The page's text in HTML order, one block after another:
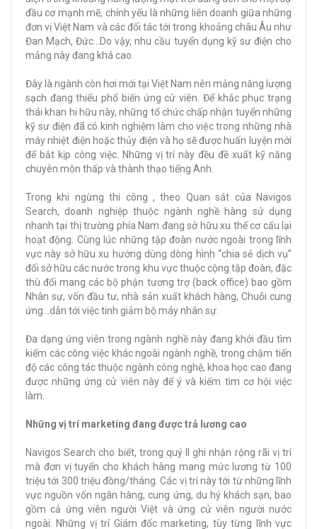
đầu cơ mạnh mẽ, chính yếu là những liên doanh giữa những
đơn vị Việt Nam và các đối tác tới trong khoảng châu Âu như
Đan Mạch, Đức…Do vậy, nhu cầu tuyển dụng kỹ sư điện cho
mảng này đang khá cao.
Đây là ngành còn hơi mới tại Việt Nam nên mảng năng lượng
sạch đang thiếu phổ biến ứng cử viên. Để khắc phục trạng
thái khan hi hữu này, những tổ chức chấp nhận tuyển những
kỹ sư điện đã có kinh nghiệm làm cho việc trong những nhà
máy nhiệt điện hoặc thủy điện và họ sẽ được huấn luyện mới
để bắt kịp công việc. Những vị trí này đều đề xuất kỹ năng
chuyên môn thấp và thành thạo tiếng Anh.
Trong khi ngừng thi công , theo Quan sát của Navigos
Search, doanh nghiệp thuộc ngành nghề hàng sử dụng
nhanh tại thị trường phía Nam đang sở hữu xu thế cơ cấu lại
hoạt động. Cùng lúc những tập đoàn nước ngoài trong lĩnh
vực này sở hữu xu hướng dùng dòng hình “chia sẻ dịch vụ”
đối sở hữu các nước trong khu vực thuộc cộng tập đoàn, đặc
thù đối mang các bộ phận tương trợ (back office) bao gồm
Nhân sự, vốn đầu tư, nhà sản xuất khách hàng, Chuỗi cung
ứng…dẫn tới việc tinh giảm bộ máy nhân sự.
Đa dạng ứng viên trong ngành nghề này đang khởi đầu tìm
kiếm các công việc khác ngoài ngành nghề, trong chậm tiến
độ các công tác thuộc ngành công nghệ, khoa học cao đang
được những ứng cử viên này để ý và kiếm tìm cơ hội việc
làm.
Những vị trí marketing đang được trả lương cao
Navigos Search cho biết, trong quý II ghi nhận rộng rãi vị trí
mà đơn vị tuyển cho khách hàng mang mức lương từ 100
triệu tới 300 triệu đồng/tháng. Các vị trí này tới từ những lĩnh
vực nguồn vốn ngân hàng, cung ứng, du hý khách sạn, bao
gồm cả ứng viên người Việt và ứng cử viên người nước
ngoài. Những vị trí Giám đốc marketing, tùy từng lĩnh vực